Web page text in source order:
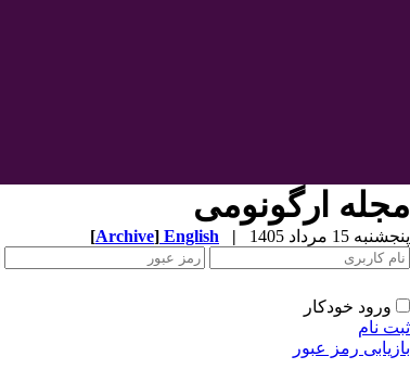
مجله ارگونومی
پنجشنبه 15 مرداد 1405 |
English
[Archive]
ورود خودکار
ثبت نام
بازیابی رمز عبور